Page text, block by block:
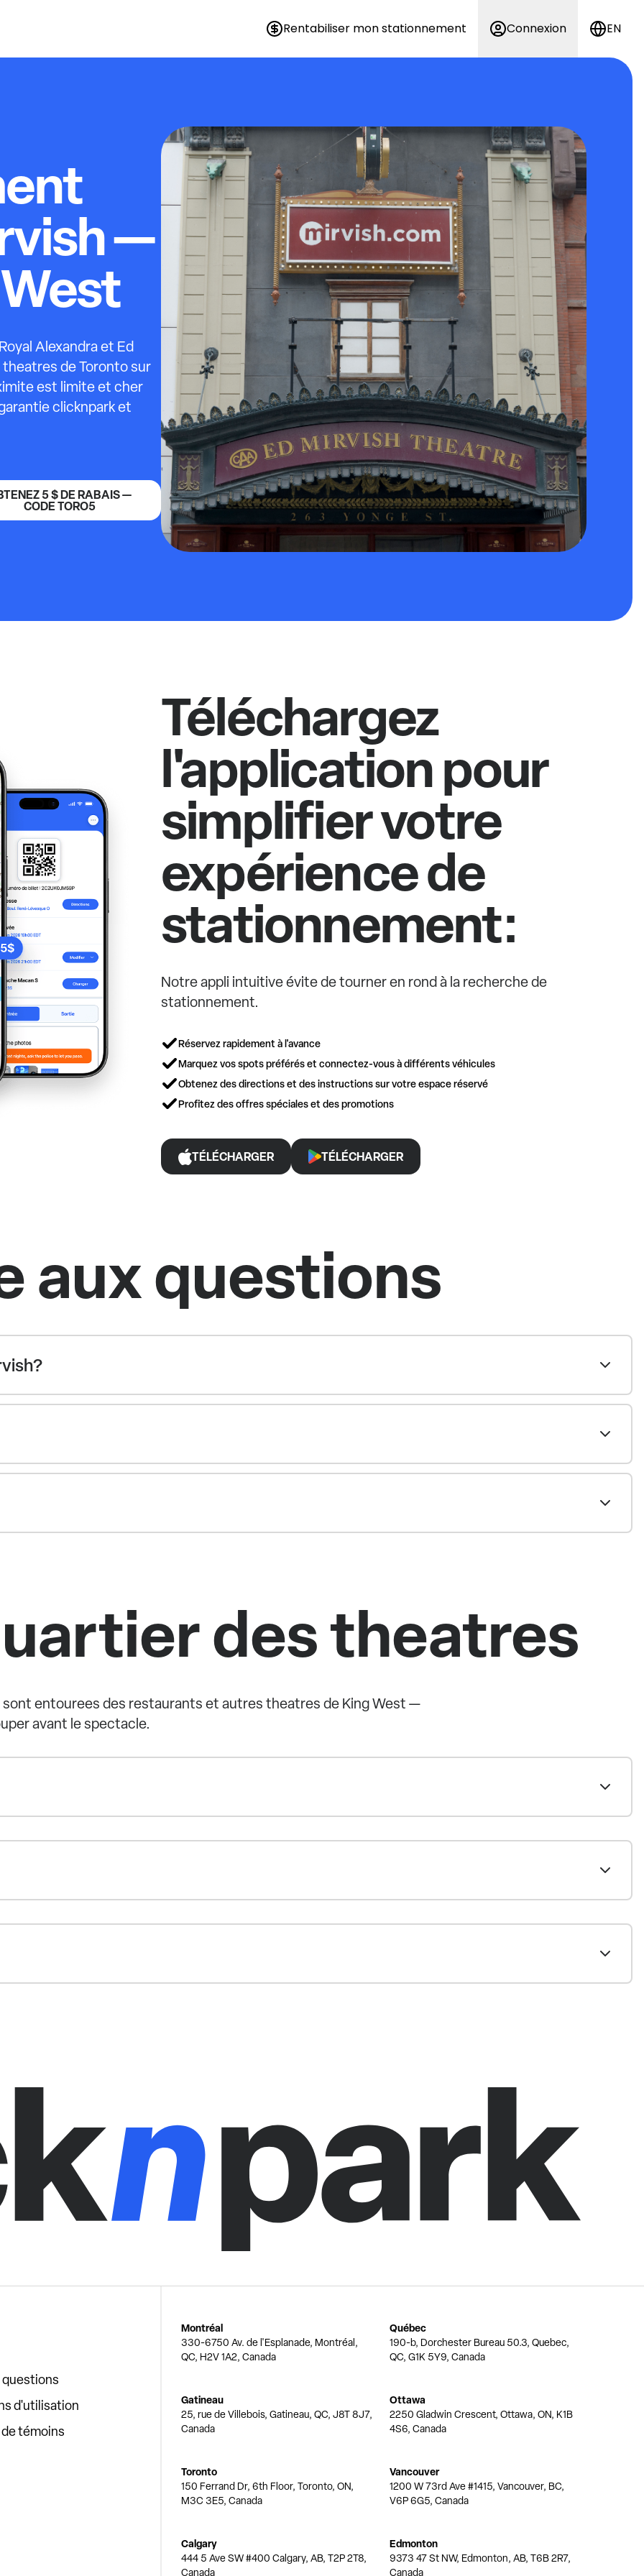
Rentabiliser mon stationnement Connexion EN
—
Alexandra et Ed
de Toronto sur
est limite et cher
clicknpark et
5 $ DE RABAIS —
CODE TORO5
Téléchargez
l'application pour
simplifier votre
expérience de
stationnement:
Notre appli intuitive évite de tourner en rond à la recherche de
stationnement.
Réservez rapidement à l'avance
Marquez vos spots préférés et connectez-vous à différents véhicules
Obtenez des directions et des instructions sur votre espace réservé
Profitez des offres spéciales et des promotions
TÉLÉCHARGER TÉLÉCHARGER
aux questions
des theatres
sont entourees des restaurants et autres theatres de King West —
avant le spectacle.
questions
d'utilisation
témoins
Montréal
330-6750 Av. de l'Esplanade, Montréal,
QC, H2V 1A2, Canada
Québec
190-b, Dorchester Bureau 50.3, Quebec,
QC, G1K 5Y9, Canada
Gatineau
25, rue de Villebois, Gatineau, QC, J8T 8J7,
Canada
Ottawa
2250 Gladwin Crescent, Ottawa, ON, K1B
4S6, Canada
Toronto
150 Ferrand Dr, 6th Floor, Toronto, ON,
M3C 3E5, Canada
Vancouver
1200 W 73rd Ave #1415, Vancouver, BC,
V6P 6G5, Canada
Calgary
444 5 Ave SW #400 Calgary, AB, T2P 2T8,
Canada
Edmonton
9373 47 St NW, Edmonton, AB, T6B 2R7,
Canada